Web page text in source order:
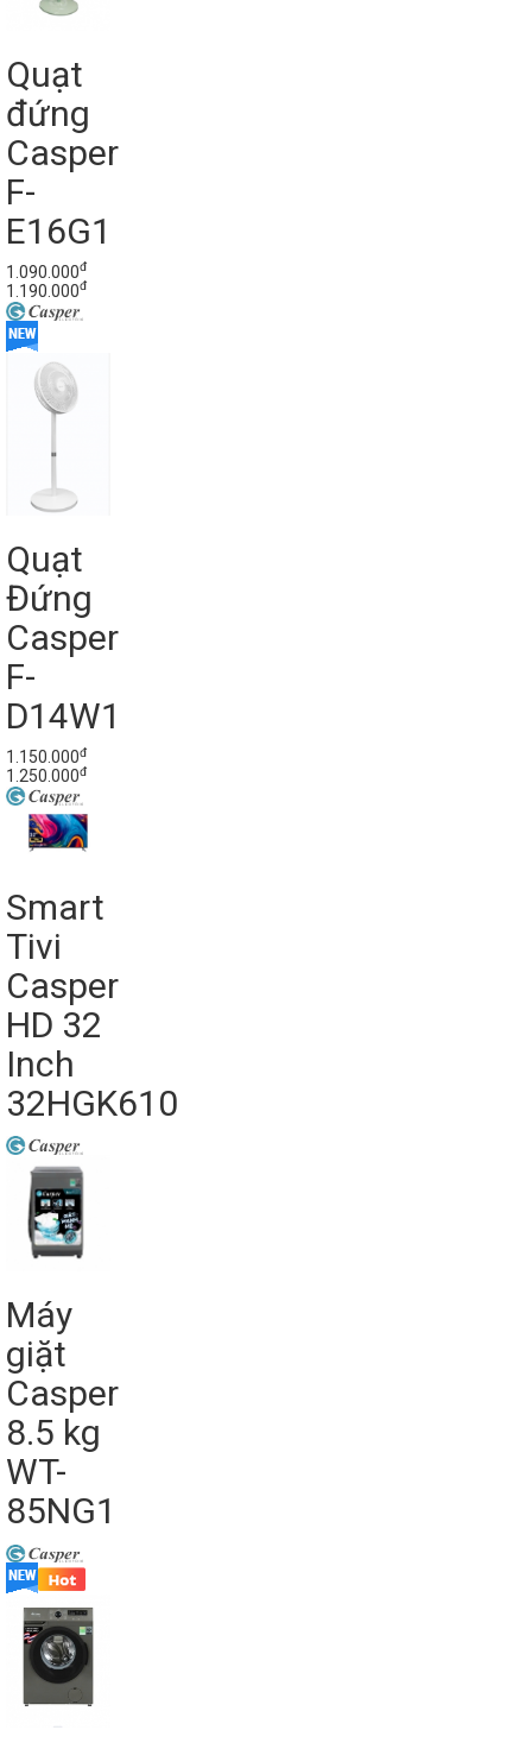
Quạt
đứng
Casper
F-
E16G1
1.090.000đ
1.190.000đ
Quạt
Đứng
Casper
F-
D14W1
1.150.000đ
1.250.000đ
Smart
Tivi
Casper
HD 32
Inch
32HGK610
Máy
giặt
Casper
8.5 kg
WT-
85NG1